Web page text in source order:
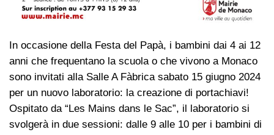
In occasione della Festa del Papà, i bambini dai 4 ai 12
anni che frequentano la scuola o che vivono a Monaco
sono invitati alla Salle A Fàbrica sabato 15 giugno 2024
per un nuovo laboratorio: la creazione di portachiavi!
Ospitato da “Les Mains dans le Sac”, il laboratorio si
svolgerà in due sessioni: dalle 9 alle 10 per i bambini di